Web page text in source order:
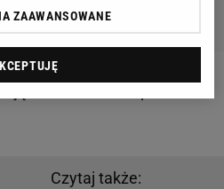
Czytaj także:
ZAAWANSOWANE